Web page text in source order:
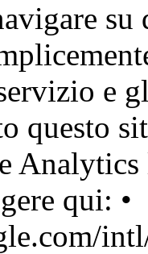
e
questo
qui: •